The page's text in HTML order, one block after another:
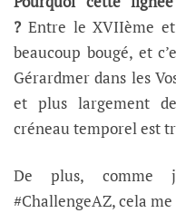
? Entre le XVIIème
beaucoup bougé, et
Gérardmer dans les
et plus largement
créneau temporel est
De plus, comme
#ChallengeAZ, cela